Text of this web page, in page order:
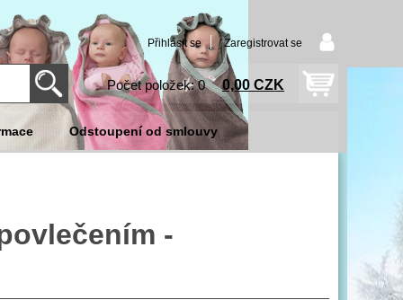
Přihlásit se Zaregistrovat se
Počet položek: 0 0,00 CZK
Odstoupení od smlouvy
-